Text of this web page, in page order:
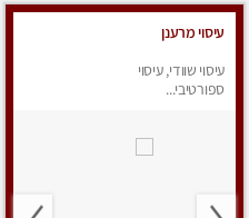
עיסוי מרענן
עיסוי שוודי, עיסוי
ספורטיבי...